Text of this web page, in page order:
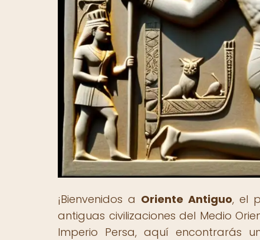
¡Bienvenidos a Oriente Antiguo, el
antiguas civilizaciones del Medio
Imperio Persa, aquí encontrarás